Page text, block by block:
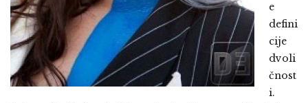
e
defini
cije
dvoli
čnost
i.